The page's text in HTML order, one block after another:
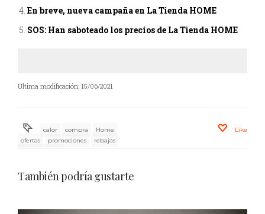
En breve, nueva campaña en La Tienda HOME
SOS: Han saboteado los precios de La Tienda HOME
Última modificación: 15/06/2021
calor compra
Home
ofertas
promociones
rebajas
Like
También podría gustarte
Colchones Viscoelastica Calor Mejorar Sueño